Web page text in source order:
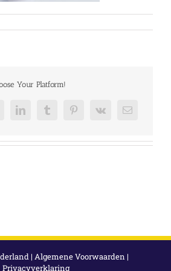
Your Platform!
LinkedInTumblr PinterestVk
E-
| Algemene Voorwaarden |
Privacyverklaring